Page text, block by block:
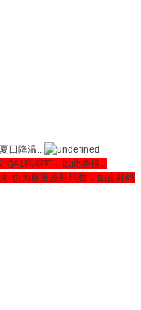
日降温...
拍41码即可，以此类推...
也为标准皮鞋码数，如皮鞋码